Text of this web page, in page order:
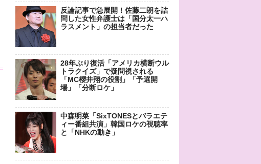
反論記事で急展開！佐藤二朗を詰
問した女性弁護士は「国分太一ハ
ラスメント」の担当者だった
28年ぶり復活「アメリカ横断ウル
トラクイズ」で疑問視される
「MC櫻井翔の役割」「予選開
場」「分断ロケ」
中森明菜「SixTONESとバラエテ
ィー番組共演」韓国ロケの視聴率
と「NHKの動き」